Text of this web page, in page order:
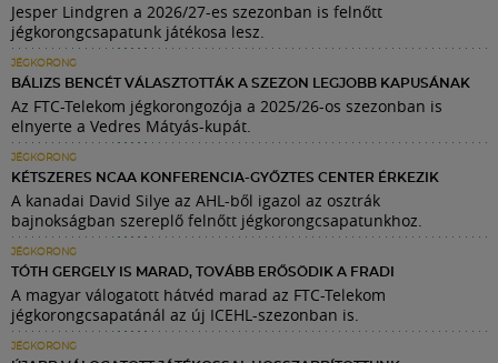
Jesper Lindgren a 2026/27-es szezonban is felnőtt
jégkorongcsapatunk játékosa lesz.
JÉGKORONG
BÁLIZS BENCÉT VÁLASZTOTTÁK A SZEZON LEGJOBB KAPUSÁNAK
Az FTC-Telekom jégkorongozója a 2025/26-os szezonban is
elnyerte a Vedres Mátyás-kupát.
JÉGKORONG
KÉTSZERES NCAA KONFERENCIA-GYŐZTES CENTER ÉRKEZIK
A kanadai David Silye az AHL-ből igazol az osztrák
bajnokságban szereplő felnőtt jégkorongcsapatunkhoz.
JÉGKORONG
TÓTH GERGELY IS MARAD, TOVÁBB ERŐSÖDIK A FRADI
A magyar válogatott hátvéd marad az FTC-Telekom
jégkorongcsapatánál az új ICEHL-szezonban is.
JÉGKORONG